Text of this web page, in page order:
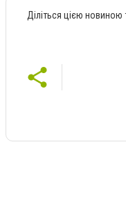
Діліться цією новиною